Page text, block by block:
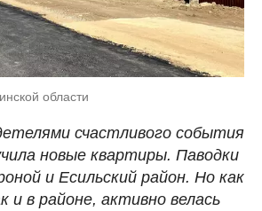
области
счастливого события
новые квартиры. Паводки
и Есильский район. Но как
и в районе, активно велась